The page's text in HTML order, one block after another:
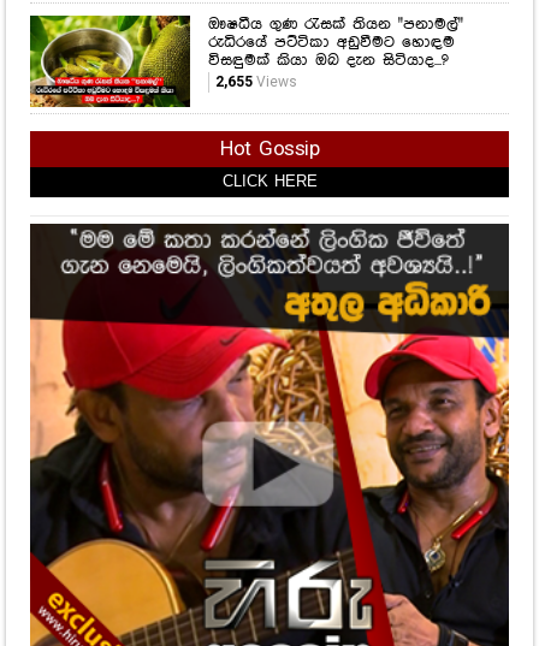
ඖෂධීය ගුණ රැසක් තියන "පනාමල්"
රුධිරයේ පට්ටිකා අඩුවීමට හොඳම
විසඳුමක් කියා ඔබ දැන සිටියාද...?
2,655Views
Hot Gossip
CLICK HERE